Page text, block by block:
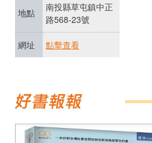
地點
南投縣草屯鎮中正
路568-23號
網址 點擊查看